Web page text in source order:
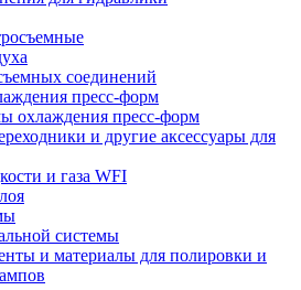
соединений
пресс-форм
охлаждения пресс-форм
и другие аксессуары для
и газа WFI
системы
и материалы для полировки и